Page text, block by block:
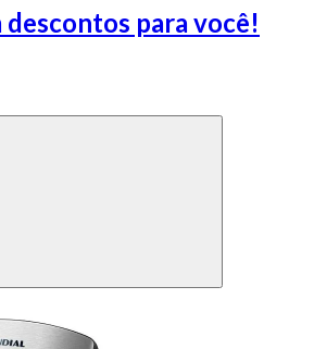
para você!